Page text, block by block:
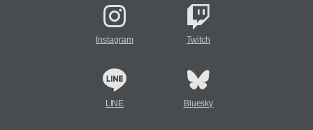
Instagram Twitch
LINE Bluesky